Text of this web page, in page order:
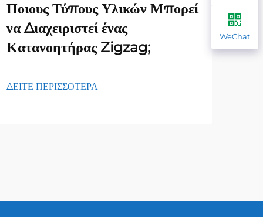
Ποιους Τύπους Υλικών Μπορεί
να Διαχειριστεί ένας
Κατανοητήρας Zigzag;
ΔΕΙΤΕ ΠΕΡΙΣΣΟΤΕΡΑ
WeChat